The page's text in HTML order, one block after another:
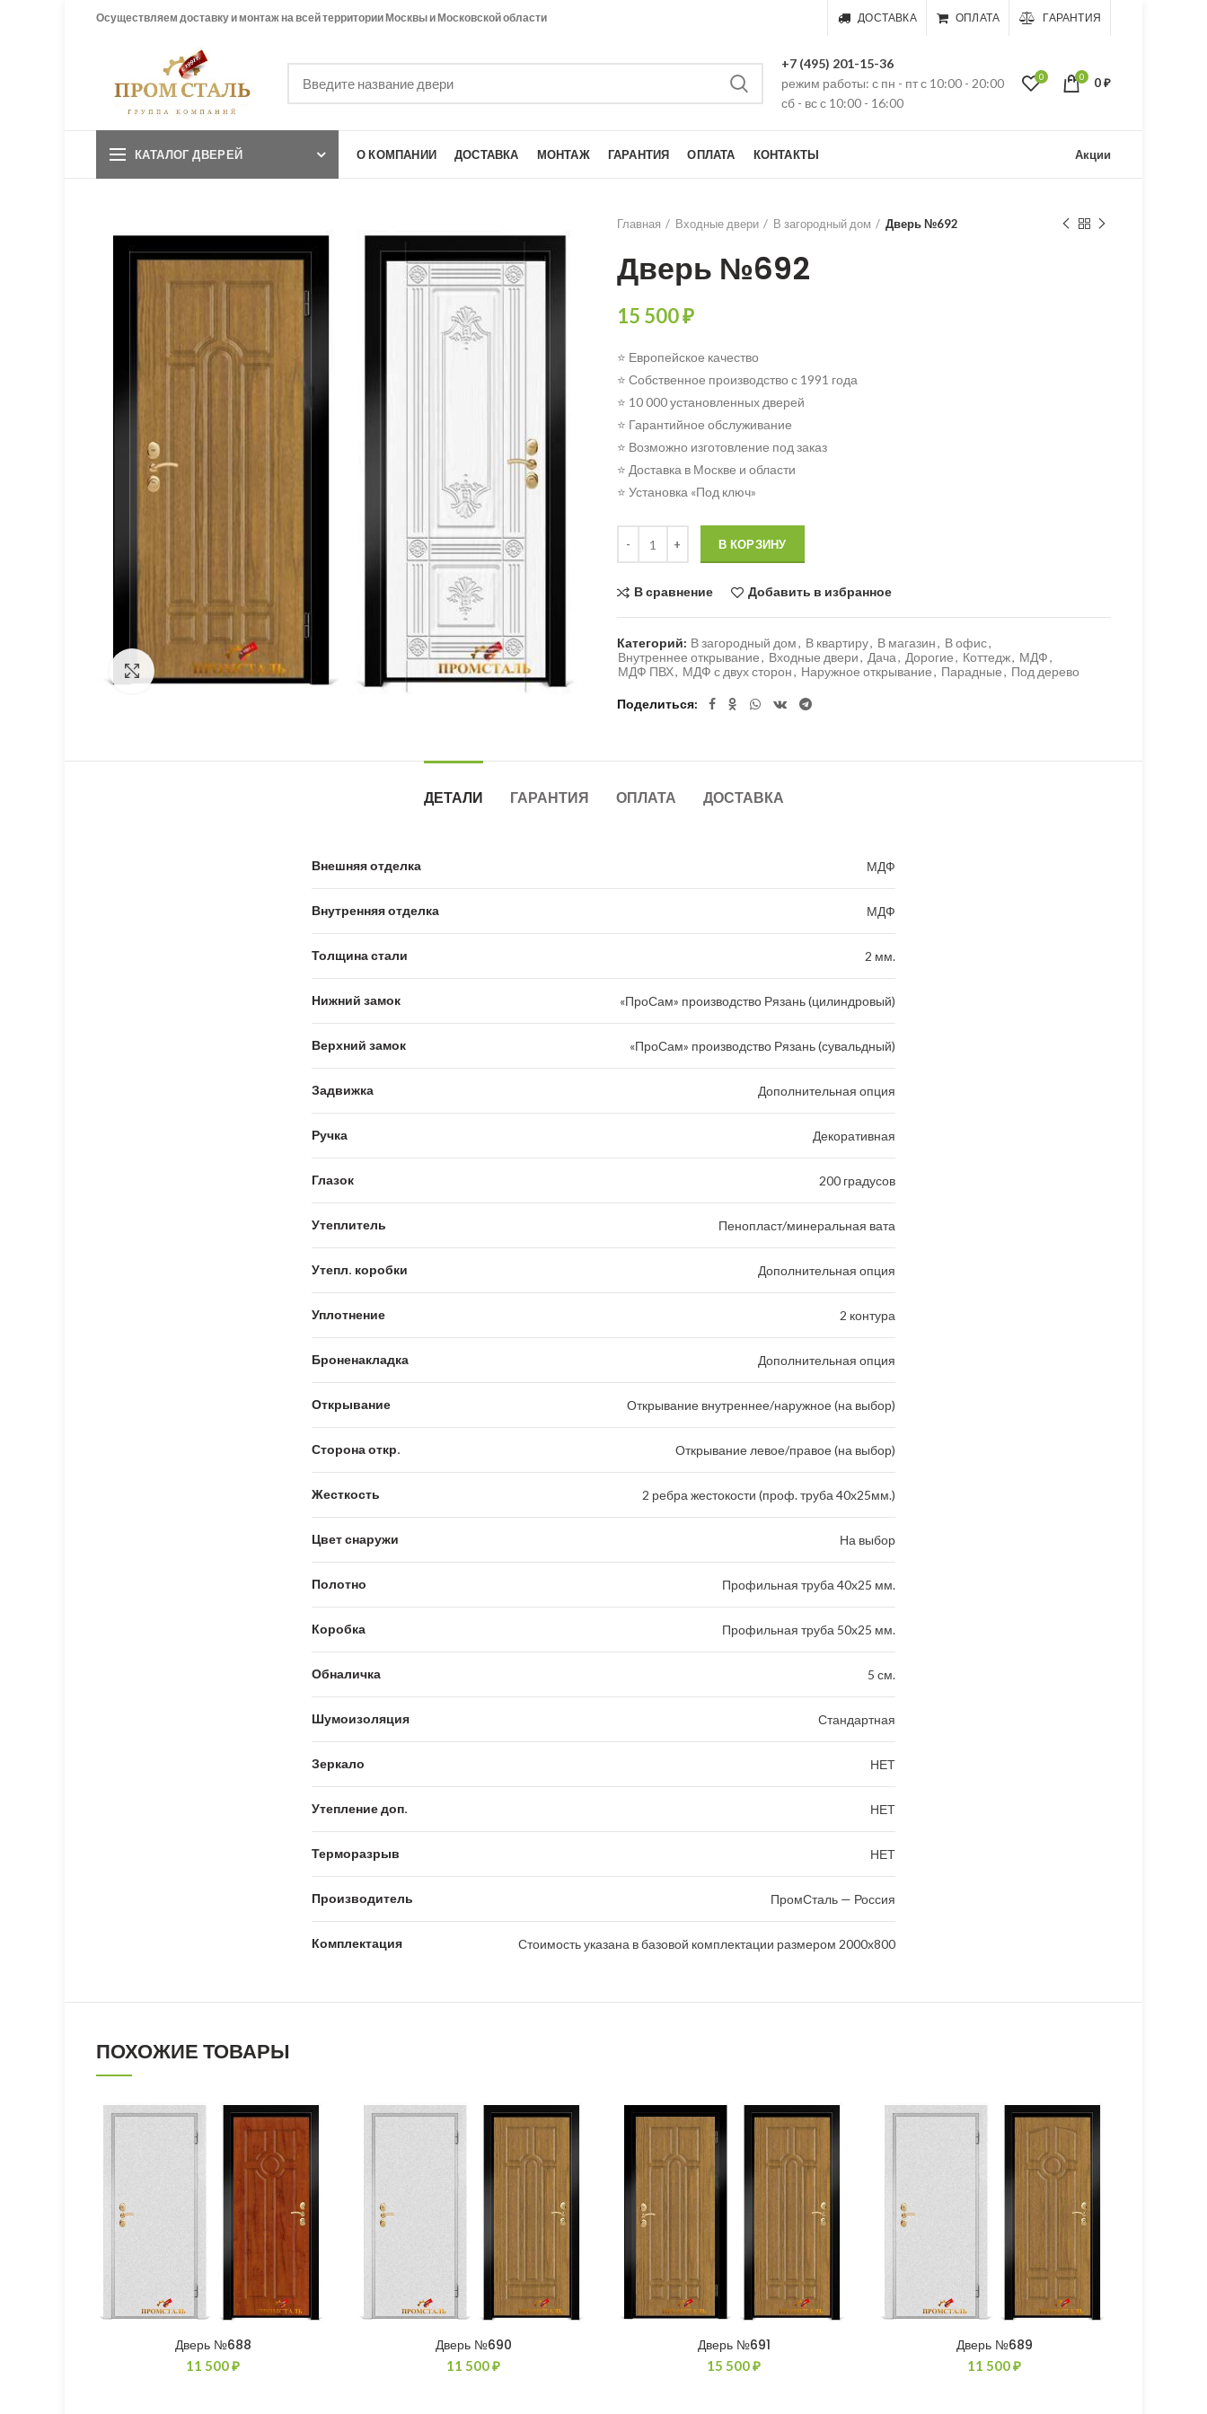
Осуществляем доставку и монтаж на всей территории Москвы и Московской области ДОСТАВКА ОПЛАТА ГАРАНТИЯ
+7 (495) 201-15-36
режим работы: с пн - пт с 10:00 - 20:00
сб - вс с 10:00 - 16:00
0 0 0₽
КАТАЛОГ ДВЕРЕЙ О КОМПАНИИ ДОСТАВКА МОНТАЖ ГАРАНТИЯ ОПЛАТА КОНТАКТЫ Акции
Click to enlarge
Главная Входные двери В загородный дом Дверь №692
Дверь №692
15 500₽
⭐ Европейское качество
⭐ Собственное производство с 1991 года
⭐ 10 000 установленных дверей
⭐ Гарантийное обслуживание
⭐ Возможно изготовление под заказ
⭐ Доставка в Москве и области
⭐ Установка «Под ключ»
В КОРЗИНУ
В сравнение Добавить в избранное
Категорий: В загородный дом, В квартиру, В магазин, В офис,
Внутреннее открывание, Входные двери, Дача, Дорогие, Коттедж, МДФ,
МДФ ПВХ, МДФ с двух сторон, Наружное открывание, Парадные, Под дерево
Поделиться
ДЕТАЛИ ГАРАНТИЯ ОПЛАТА ДОСТАВКА
Внешняя отделка МДФ
Внутренняя отделка МДФ
Толщина стали 2 мм.
Нижний замок «ПроСам» производство Рязань (цилиндровый)
Верхний замок «ПроСам» производство Рязань (сувальдный)
Задвижка Дополнительная опция
Ручка Декоративная
Глазок 200 градусов
Утеплитель Пенопласт/минеральная вата
Утепл. коробки Дополнительная опция
Уплотнение 2 контура
Броненакладка Дополнительная опция
Открывание Открывание внутреннее/наружное (на выбор)
Сторона откр. Открывание левое/правое (на выбор)
Жесткость 2 ребра жестокости (проф. труба 40х25мм.)
Цвет снаружи На выбор
Полотно Профильная труба 40х25 мм.
Коробка Профильная труба 50х25 мм.
Обналичка 5 см.
Шумоизоляция Стандартная
Зеркало НЕТ
Утепление доп. НЕТ
Терморазрыв НЕТ
Производитель ПромСталь — Россия
Комплектация Стоимость указана в базовой комплектации размером 2000х800
ПОХОЖИЕ ТОВАРЫ
Дверь №688
11 500₽
Дверь №690
11 500₽
Дверь №691
15 500₽
Дверь №689
11 500₽